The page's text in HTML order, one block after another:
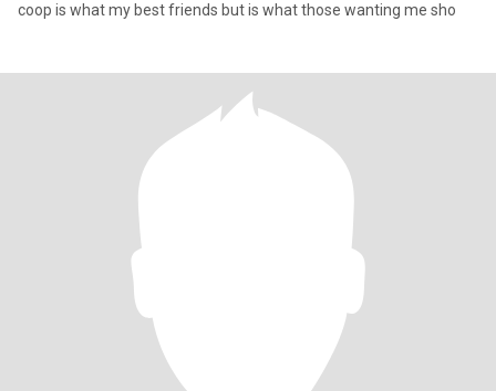
coop is what my best friends but is what those wanting me sho